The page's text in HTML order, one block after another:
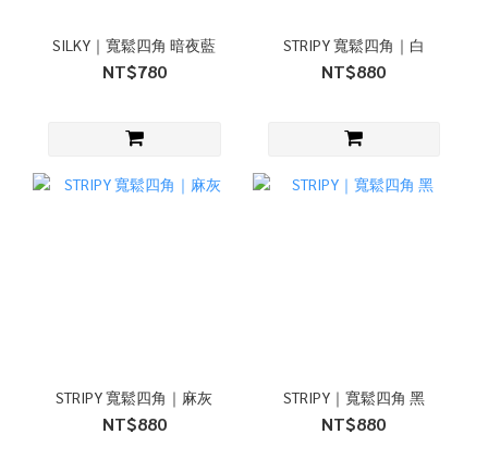
SILKY｜寬鬆四角 暗夜藍
NT$780
STRIPY 寬鬆四角｜白
NT$880
STRIPY 寬鬆四角｜麻灰
NT$880
STRIPY｜寬鬆四角 黑
NT$880